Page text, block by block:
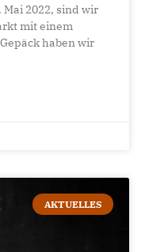
2022, sind wir
mit einem
haben wir
AKTUELLES